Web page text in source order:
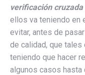
verificación cruzada
ellos va teniendo en
evitar, antes de
de calidad, que tales
teniendo que hacer
algunos casos